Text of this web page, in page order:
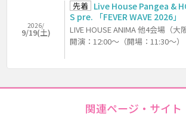
2026/
9/19(土)
先着 Live House Pangea &
S pre. 「FEVER WAVE 2026」
LIVE HOUSE ANIMA 他4会場（大
開演：12:00～（開場：11:30～）
関連ページ・サイト